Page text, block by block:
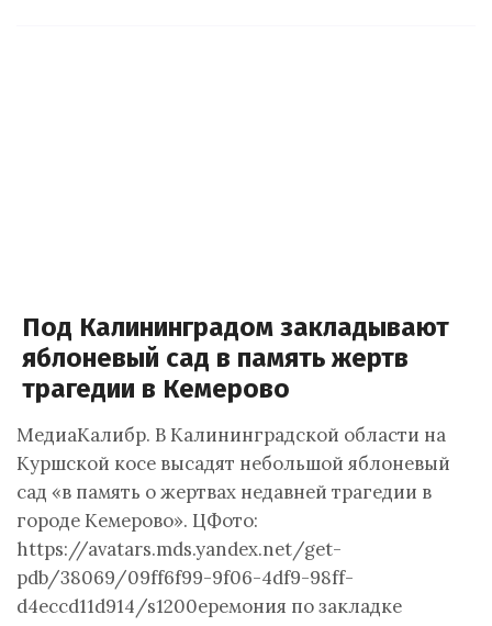
Под Калининградом закладывают
яблоневый сад в память жертв
трагедии в Кемерово
МедиаКалибр. В Калининградской области на
Куршской косе высадят небольшой яблоневый
сад «в память о жертвах недавней трагедии в
городе Кемерово». ЦФото:
https://avatars.mds.yandex.net/get-
pdb/38069/09ff6f99-9f06-4df9-98ff-
d4eccd11d914/s1200еремония по закладке